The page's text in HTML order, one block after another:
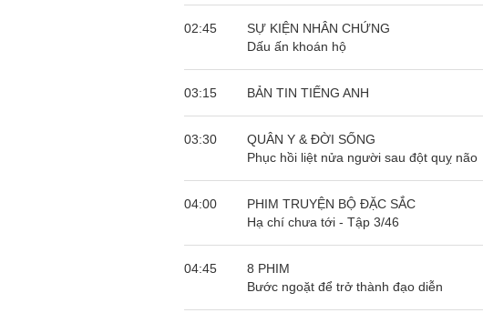
02:45
SỰ KIỆN NHÂN CHỨNG
Dấu ấn khoán hộ
03:15 BẢN TIN TIẾNG ANH
03:30
QUÂN Y & ĐỜI SỐNG
Phục hồi liệt nửa người sau đột quỵ não
04:00
PHIM TRUYỆN BỘ ĐẶC SẮC
Hạ chí chưa tới - Tập 3/46
04:45
8 PHIM
Bước ngoặt để trở thành đạo diễn
NHỮNG